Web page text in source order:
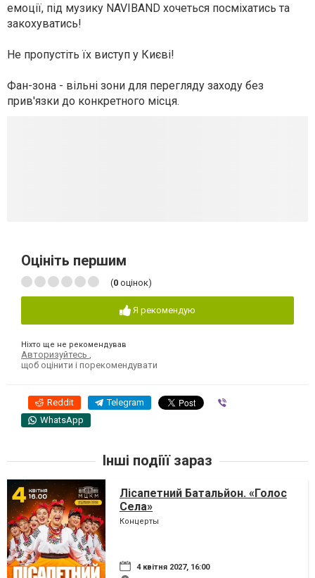
емоції, під музику NAVIBAND хочеться посміхатись та
закохуватись!
Не пропустіть їх виступ у Києві!
Фан-зона - вільні зони для перегляду заходу без
прив'язки до конкретного місця.
Оцініть першим
(0 оцінок)
Я рекомендую
Ніхто ще не рекомендував
Авторизуйтесь ,
щоб оцінити і порекомендувати
Reddit Telegram
WhatsApp
Інші подіїї зараз
Лісапетний Батальйон. «Голос
Села»
Концерты
4 квітня 2027, 16:00